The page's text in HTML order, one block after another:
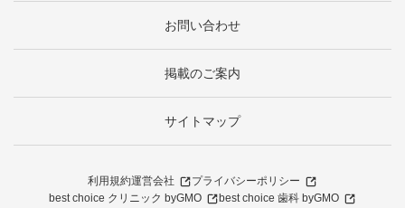
お問い合わせ
掲載のご案内
サイトマップ
利用規約運営会社
プライバシーポリシー
best choice クリニック byGMO
best choice 歯科 byGMO